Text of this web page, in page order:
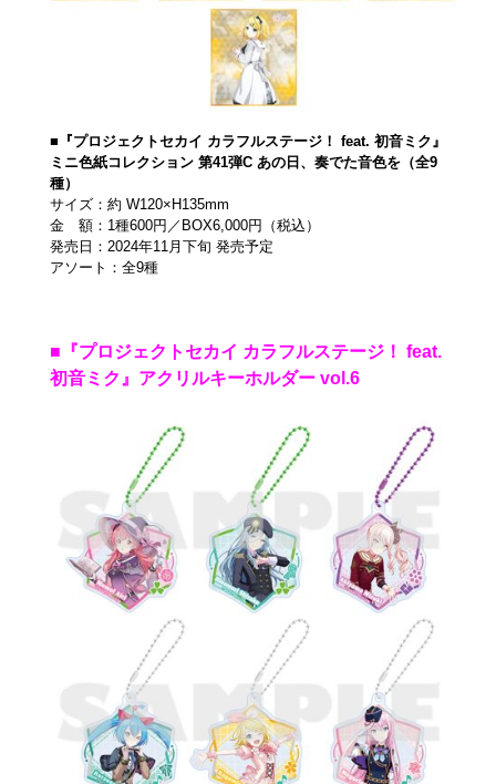
■『プロジェクトセカイ カラフルステージ！ feat. 初音ミク』
ミニ色紙コレクション 第41弾C あの日、奏でた音色を（全9
種）
サイズ：約 W120×H135mm
金 額：1種600円／BOX6,000円（税込）
発売日：2024年11月下旬 発売予定
アソート：全9種
■『プロジェクトセカイ カラフルステージ！ feat.
初音ミク』アクリルキーホルダー vol.6